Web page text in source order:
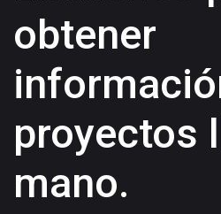
obtener
proyectos
mano.